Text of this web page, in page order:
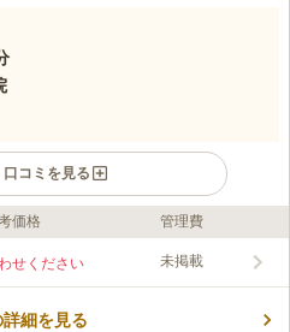
口コミを見る
五重塔、水盤が宮城県重要文化財に指
日本を感じさせる自然豊かな環境が心
価格 管理費
せください 未掲載
詳細を見る